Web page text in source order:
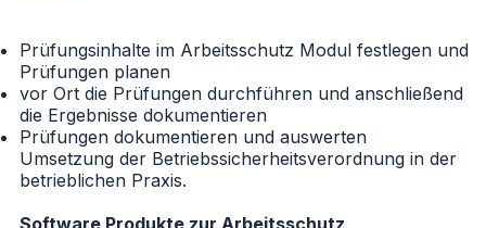
Prüfungsinhalte im Arbeitsschutz Modul festlegen und
Prüfungen planen
vor Ort die Prüfungen durchführen und anschließend
die Ergebnisse dokumentieren
Prüfungen dokumentieren und auswerten
Umsetzung der Betriebssicherheitsverordnung in der
betrieblichen Praxis.
Software Produkte zur Arbeitsschutz